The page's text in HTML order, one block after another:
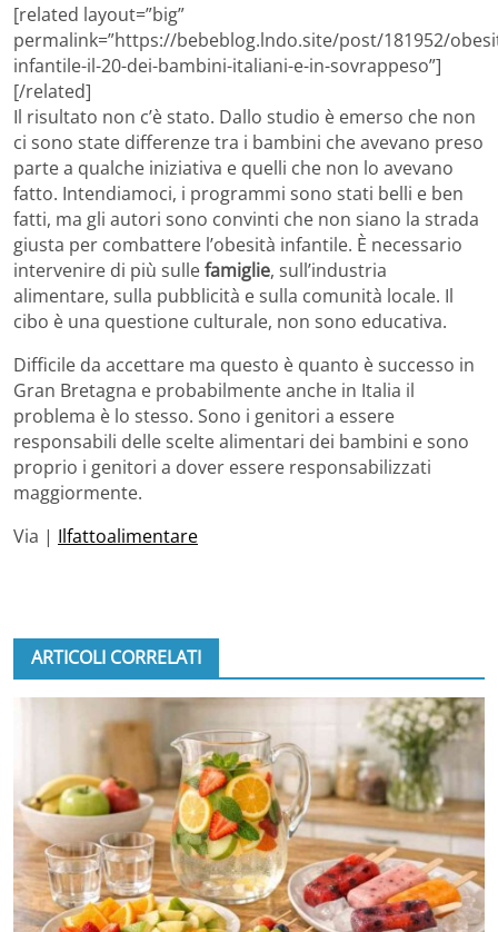
[related layout=”big”
permalink=”https://bebeblog.lndo.site/post/181952/
infantile-il-20-dei-bambini-italiani-e-in-sovrappeso”]
[/related]
Il risultato non c’è stato. Dallo studio è emerso che non
ci sono state differenze tra i bambini che avevano preso
parte a qualche iniziativa e quelli che non lo avevano
fatto. Intendiamoci, i programmi sono stati belli e ben
fatti, ma gli autori sono convinti che non siano la strada
giusta per combattere l’obesità infantile. È necessario
intervenire di più sullefamiglie, sull’industria
alimentare, sulla pubblicità e sulla comunità locale. Il
cibo è una questione culturale, non sono educativa.
Difficile da accettare ma questo è quanto è successo in
Gran Bretagna e probabilmente anche in Italia il
problema è lo stesso. Sono i genitori a essere
responsabili delle scelte alimentari dei bambini e sono
proprio i genitori a dover essere responsabilizzati
maggiormente.
Via | Ilfattoalimentare
ARTICOLI CORRELATI